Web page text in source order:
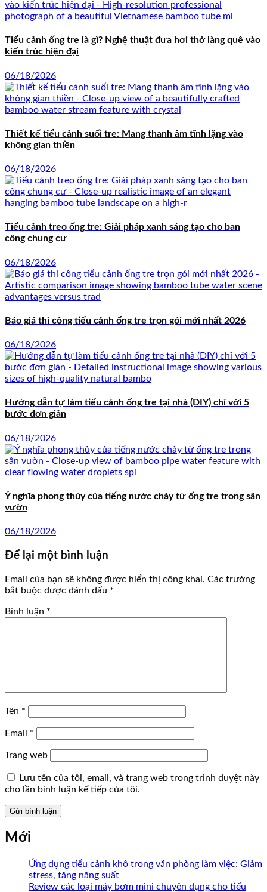
Tiểu cảnh ống tre là gì? Nghệ thuật đưa hơi thở làng quê vào
kiến trúc hiện đại
06/18/2026
Thiết kế tiểu cảnh suối tre: Mang thanh âm tĩnh lặng vào
không gian thiền
06/18/2026
Tiểu cảnh treo ống tre: Giải pháp xanh sáng tạo cho ban
công chung cư
06/18/2026
Báo giá thi công tiểu cảnh ống tre trọn gói mới nhất 2026
06/18/2026
Hướng dẫn tự làm tiểu cảnh ống tre tại nhà (DIY) chỉ với 5
bước đơn giản
06/18/2026
Ý nghĩa phong thủy của tiếng nước chảy từ ống tre trong sân
vườn
06/18/2026
Để lại một bình luận
Email của bạn sẽ không được hiển thị công khai. Các trường
bắt buộc được đánh dấu *
Bình luận *
Tên *
Email *
Trang web
Lưu tên của tôi, email, và trang web trong trình duyệt này
cho lần bình luận kế tiếp của tôi.
Mới
Ứng dụng tiểu cảnh khô trong văn phòng làm việc: Giảm
stress, tăng năng suất
Review các loại máy bơm mini chuyên dụng cho tiểu